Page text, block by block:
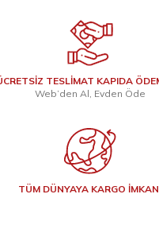
TESLİMAT KAPIDA
Web’den Al, Evden Öde
TÜM DÜNYAYA KARGO